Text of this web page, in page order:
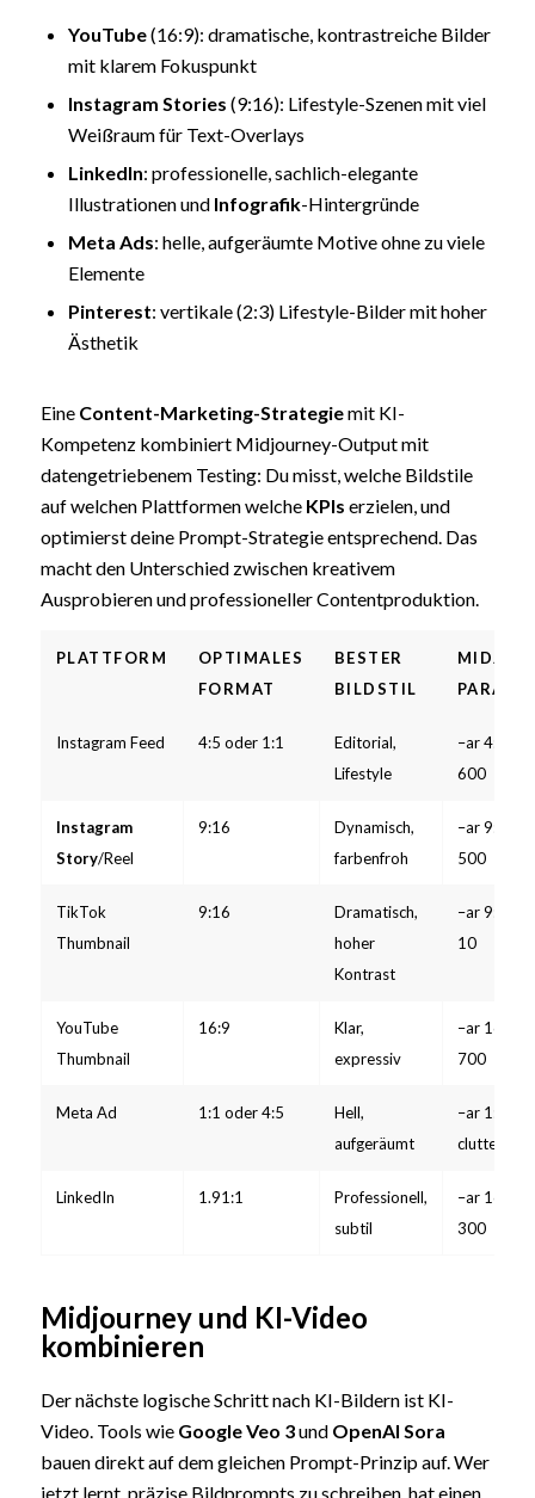
YouTube(16:9): dramatische, kontrastreiche Bilder
mit klarem Fokuspunkt
Instagram Stories (9:16): Lifestyle-Szenen mit viel
Weißraum für Text-Overlays
LinkedIn: professionelle, sachlich-elegante
Illustrationen und Infografik-Hintergründe
Meta Ads: helle, aufgeräumte Motive ohne zu viele
Elemente
Pinterest: vertikale (2:3) Lifestyle-Bilder mit hoher
Ästhetik
Eine Content-Marketing-Strategiemit KI-
Kompetenz kombiniert Midjourney-Output mit
datengetriebenem Testing: Du misst, welche Bildstile
auf welchen Plattformen welche KPIs erzielen, und
optimierst deine Prompt-Strategie entsprechend. Das
macht den Unterschied zwischen kreativem
Ausprobieren und professioneller Contentproduktion.
PLATTFORM
OPTIMALES
FORMAT
BESTER
BILDSTIL
Instagram Feed 4:5 oder 1:1
Editorial,
Lifestyle
–ar 4:5 –v
600
Instagram
Story/Reel
9:16
Dynamisch,
farbenfroh
–ar 9:16
500
TikTok
Thumbnail
9:16
Dramatisch,
hoher
Kontrast
–ar 9:16
10
YouTube
Thumbnail
16:9
Klar,
expressiv
–ar 16:9
700
Meta Ad 1:1 oder 4:5
Hell,
aufgeräumt
–ar 1:1 –v
clutter
LinkedIn 1.91:1
Professionell,
subtil
–ar 16:9
300
Midjourney und KI-Video
kombinieren
Der nächste logische Schritt nach KI-Bildern ist KI-
Video. Tools wie Google Veo 3und OpenAI Sora
bauen direkt auf dem gleichen Prompt-Prinzip auf. Wer
jetzt lernt, präzise Bildprompts zu schreiben, hat einen